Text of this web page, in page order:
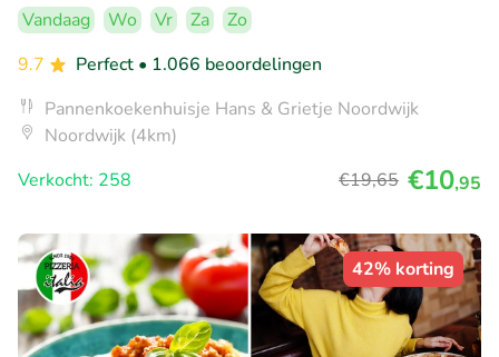
Vandaag Wo Vr Za
Zo
9.7
Perfect • 1.066 beoordelingen
Pannenkoekenhuisje Hans & Grietje Noordwijk
Noordwijk (4km)
Verkocht: 258
€19,65 €10,95
42% korting